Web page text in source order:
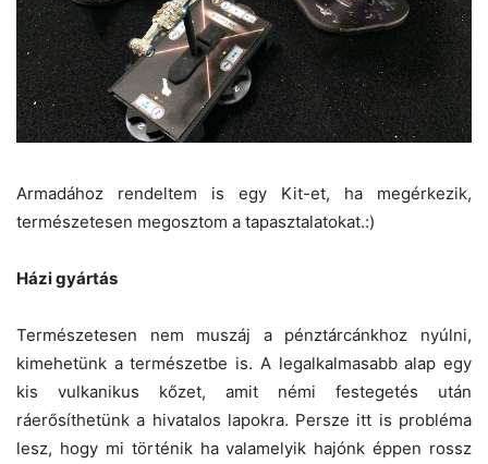
Armadához rendeltem is egy Kit-et, ha megérkezik,
természetesen megosztom a tapasztalatokat.:)
Házi gyártás
Természetesen nem muszáj a pénztárcánkhoz nyúlni,
kimehetünk a természetbe is. A legalkalmasabb alap egy
kis vulkanikus kőzet, amit némi festegetés után
ráerősíthetünk a hivatalos lapokra. Persze itt is probléma
lesz, hogy mi történik ha valamelyik hajónk éppen rossz